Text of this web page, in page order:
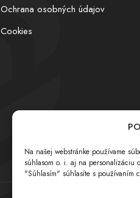
Na našej webstránke používame
súhlasom o. i. aj na personalizáciu
"Súhlasím" súhlasíte s používaním
Ochrana osobných údajov
Cookies